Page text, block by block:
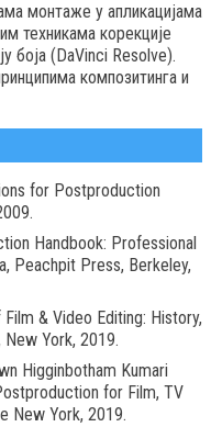
монтаже у апликацијама
техникама корекције
боја (DaVinci Resolve).
композитинга и
for Postproduction
Handbook: Professional
Peachpit Press, Berkeley,
& Video Editing: History,
York, 2019.
Higginbotham Kumari
for Film, TV
New York, 2019.